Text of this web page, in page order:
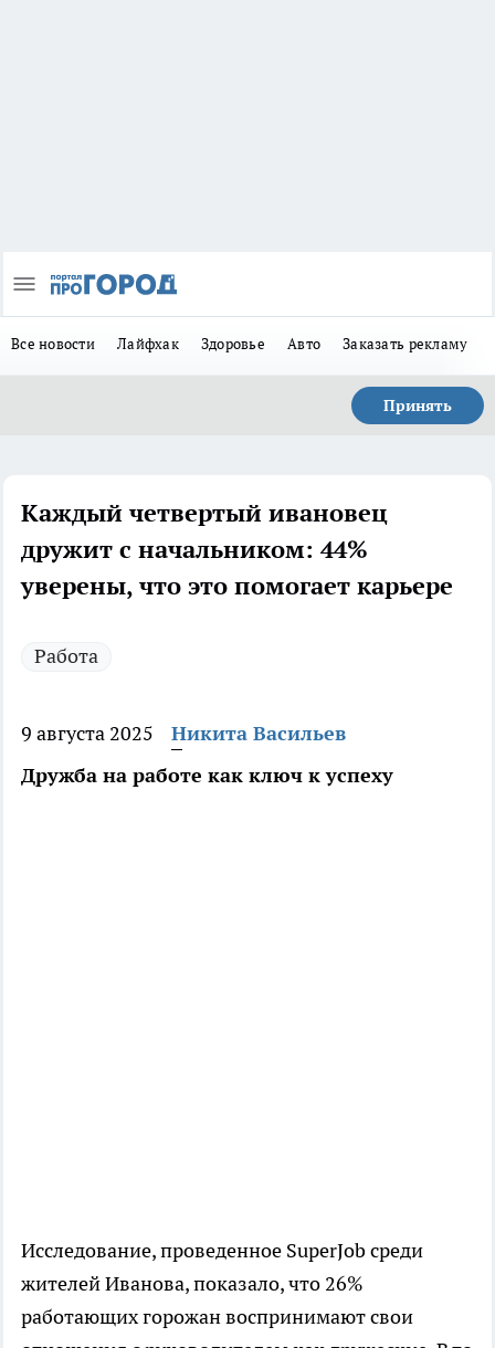
Все новости Лайфхак Здоровье Авто Заказать рекламу
Принять
Каждый четвертый ивановец
дружит с начальником: 44%
уверены, что это помогает карьере
Работа
9 августа 2025
Никита Васильев
Дружба на работе как ключ к успеху
Исследование, проведенное SuperJob среди
жителей Иванова, показало, что 26%
работающих горожан воспринимают свои